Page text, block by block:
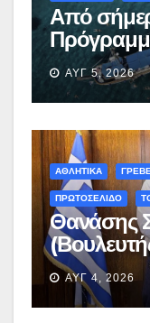
Από
Όλους
η ΑΥΓ 5, 2026
ΑΘΛΗΤΙΚΑ
ΠΡΩΤΟΣΕΛΙΔΟ
Θανάσης
Έκτακτη
400.000€
εργασίες
ΑΥΓ 4, 2026